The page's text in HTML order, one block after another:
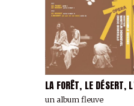
LA FORÊT, LE DÉSERT,
un album fleuve